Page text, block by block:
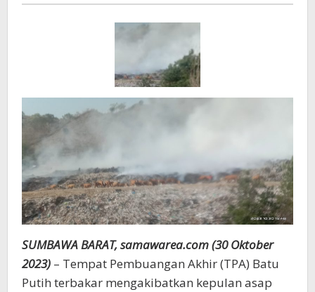
SUMBAWA BARAT, samawarea.com (30 Oktober
2023) – Tempat Pembuangan Akhir (TPA) Batu
Putih terbakar mengakibatkan kepulan asap